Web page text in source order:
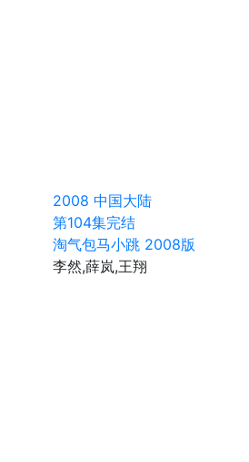
2008 中国大陆
第104集完结
淘气包马小跳 2008版
李然,薛岚,王翔